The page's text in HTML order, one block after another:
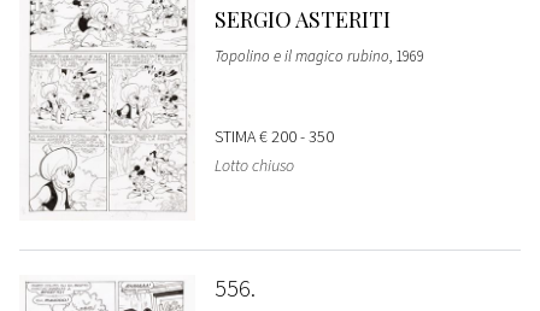
SERGIO ASTERITI
Topolino e il magico rubino, 1969
STIMA€ 200 - 350
Lotto chiuso
556